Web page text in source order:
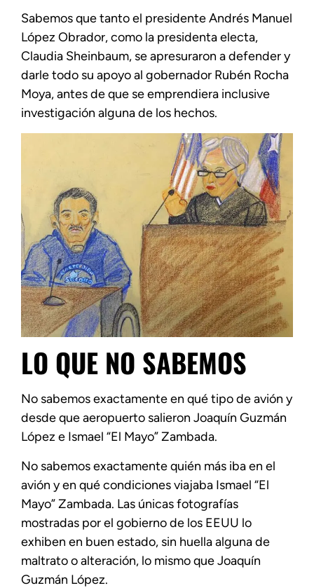
Sabemos que tanto el presidente Andrés Manuel
López Obrador, como la presidenta electa,
Claudia Sheinbaum, se apresuraron a defender y
darle todo su apoyo al gobernador Rubén Rocha
Moya, antes de que se emprendiera inclusive
investigación alguna de los hechos.
LO QUE NO SABEMOS
No sabemos exactamente en qué tipo de avión y
desde que aeropuerto salieron Joaquín Guzmán
López e Ismael “El Mayo” Zambada.
No sabemos exactamente quién más iba en el
avión y en qué condiciones viajaba Ismael “El
Mayo” Zambada. Las únicas fotografías
mostradas por el gobierno de los EEUU lo
exhiben en buen estado, sin huella alguna de
maltrato o alteración, lo mismo que Joaquín
Guzmán López.